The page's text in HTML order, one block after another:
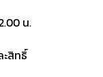
น.
ะสิทธิ์